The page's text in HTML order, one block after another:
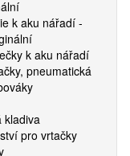
k aku nářadí -
k aku nářadí
pneumatická
kladiva
pro vrtačky